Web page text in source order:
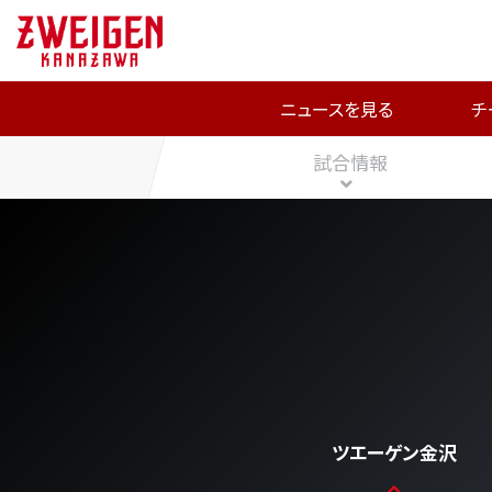
ニュースを見る
試合情報
ツエーゲン金沢